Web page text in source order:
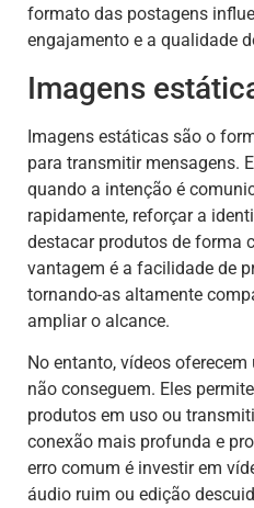
formato das postagens
engajamento e a qualidade
Imagens
Imagens estáticas são o
para transmitir mensagens.
quando a intenção é
rapidamente, reforçar a
destacar produtos de forma
vantagem é a facilidade de
tornando-as altamente
ampliar o alcance.
No entanto, vídeos
não conseguem. Eles
produtos em uso ou
conexão mais profunda e
erro comum é investir em
áudio ruim ou edição